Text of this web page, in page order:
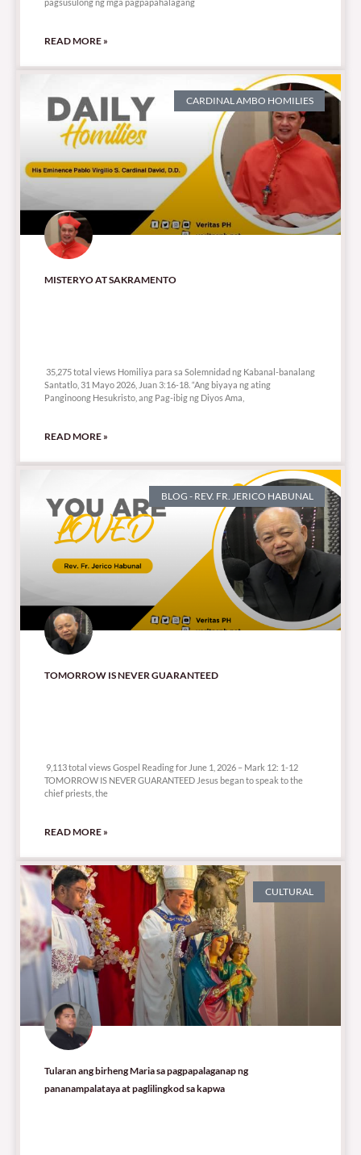
READ MORE »
CARDINAL AMBO HOMILIES
MISTERYO AT SAKRAMENTO
35,275 total views Homiliya para sa Solemnidad ng Kabanal-banalang
Santatlo, 31 Mayo 2026, Juan 3:16-18. “Ang biyaya ng ating
Panginoong Hesukristo, ang Pag-ibig ng Diyos Ama,
READ MORE »
BLOG - REV. FR. JERICO HABUNAL
TOMORROW IS NEVER GUARANTEED
9,113 total views Gospel Reading for June 1, 2026 – Mark 12: 1-12
TOMORROW IS NEVER GUARANTEED Jesus began to speak to the
chief priests, the
READ MORE »
CULTURAL
Tularan ang birheng Maria sa pagpapalaganap ng
pananampalataya at paglilingkod sa kapwa